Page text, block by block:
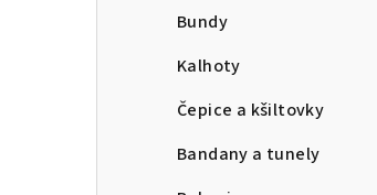
Bundy
Kalhoty
Čepice a kšiltovky
Bandany a tunely